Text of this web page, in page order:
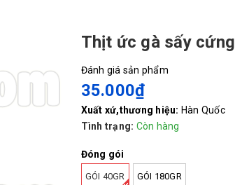
Thịt ức gà sấy cứng
Đánh giá sản phẩm
35.000₫
Xuất xứ,thương hiệu: Hàn Quốc
Tình trạng: Còn hàng
Đóng gói
GÓI 40GR GÓI 180GR